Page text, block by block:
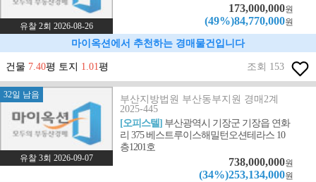
유찰 2회 2026-08-26
173,000,000원
(49%)84,770,000원
마이옥션에서 추천하는 경매물건입니다
건물 7.40평 토지 1.01평 조회 153
32일 남음
유찰 3회 2026-09-07
부산지방법원 부산동부지원 경매2계
2025-445
[오피스텔] 부산광역시 기장군 기장읍 연화
리 375 베스트루이스해밀턴오션테라스 10
층1201호
738,000,000원
(34%)253,134,000원